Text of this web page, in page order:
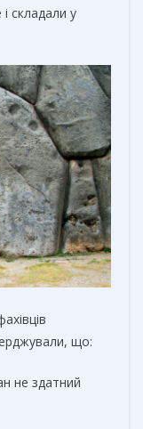
складали у
що:
не здатний